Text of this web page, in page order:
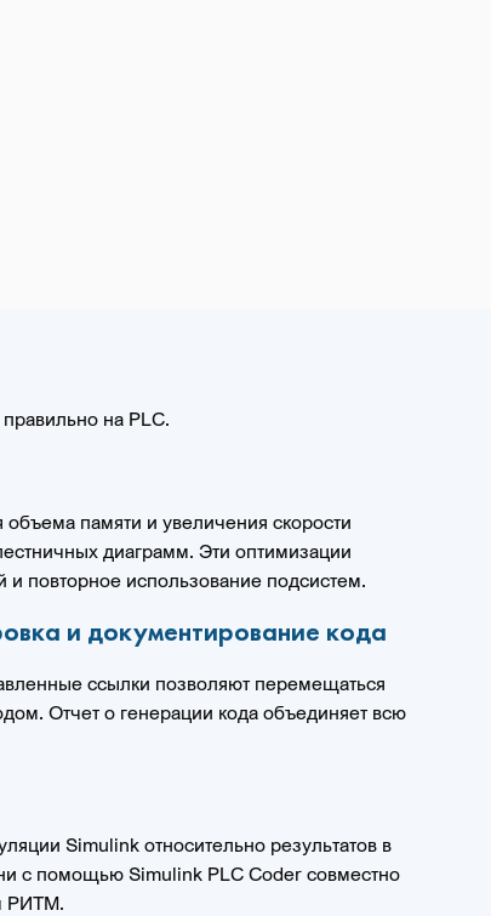
на PLC.
памяти и увеличения скорости
диаграмм. Эти оптимизации
повторное использование подсистем.
и документирование кода
ссылки позволяют перемещаться
Отчет о генерации кода объединяет всю
Simulink относительно результатов в
с помощью Simulink PLC Coder совместно
РИТМ.